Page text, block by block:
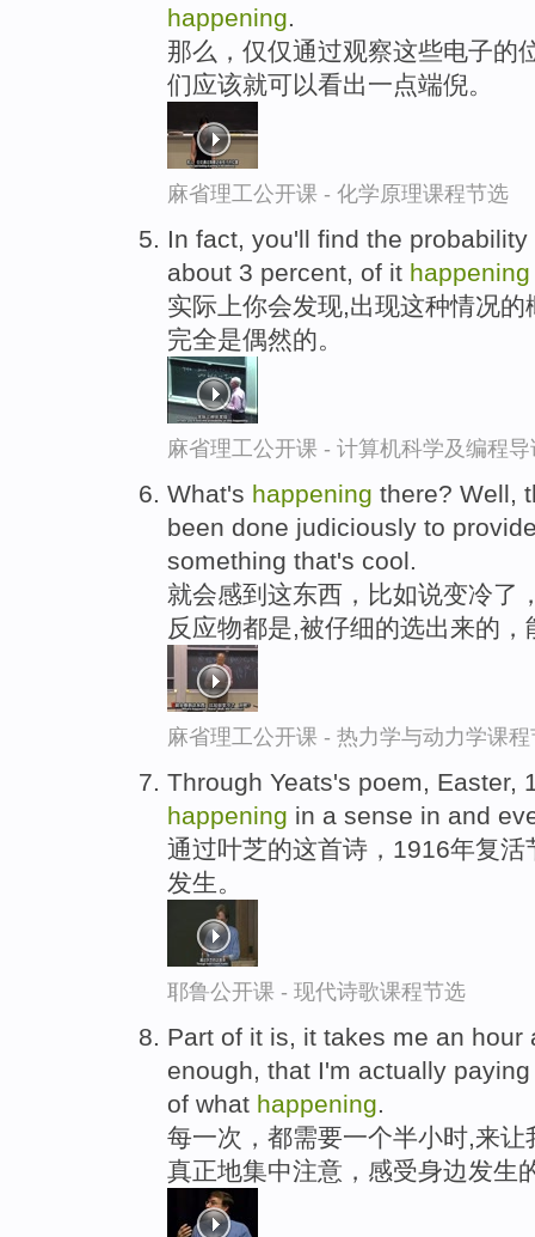
happening.
那么，仅仅通过观察这些电子的
们应该就可以看出一点端倪。
麻省理工公开课 - 化学原理课程节选
In fact, you'll find the
about 3 percent, of it happening
实际上你会发现,出现这种情况
完全是偶然的。
麻省理工公开课 - 计算机科学及编程
What's happening there? Well,
been done judiciously to
something that's cool.
就会感到这东西，比如说变冷了
反应物都是,被仔细的选出来的
麻省理工公开课 - 热力学与动力学课
Through Yeats's poem, Easter,
happening in a sense in and
通过叶芝的这首诗，1916年复
发生。
耶鲁公开课 - 现代诗歌课程节选
Part of it is, it takes me an
enough, that I'm actually
of what happening
每一次，都需要一个半小时,来
真正地集中注意，感受身边发生